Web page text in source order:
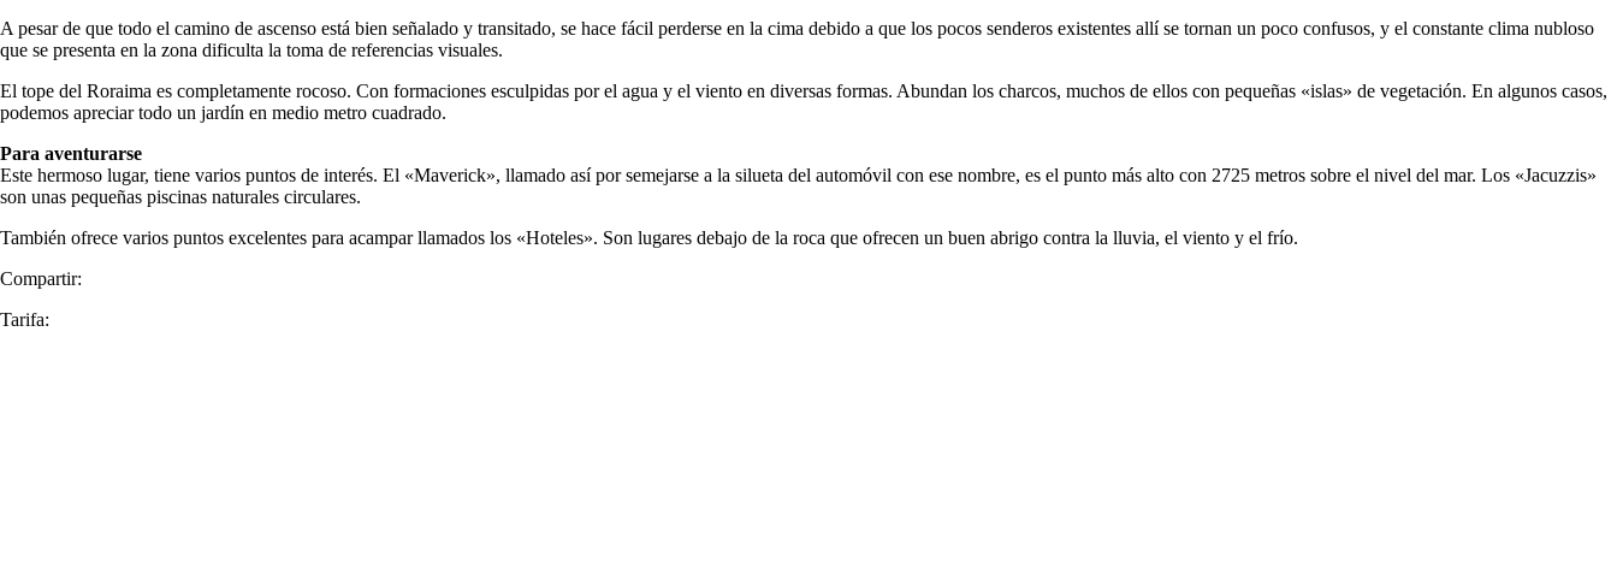
A pesar de que todo el camino de ascenso está bien señalado y transitado, se hace fácil perderse en la cima debido a que los pocos senderos existentes allí se tornan un poco confusos, y el constante clima nubloso
que se presenta en la zona dificulta la toma de referencias visuales.
El tope del Roraima es completamente rocoso. Con formaciones esculpidas por el agua y el viento en diversas formas. Abundan los charcos, muchos de ellos con pequeñas «islas» de vegetación. En algunos casos,
podemos apreciar todo un jardín en medio metro cuadrado.
Para aventurarse
Este hermoso lugar, tiene varios puntos de interés. El «Maverick», llamado así por semejarse a la silueta del automóvil con ese nombre, es el punto más alto con 2725 metros sobre el nivel del mar. Los «Jacuzzis»
son unas pequeñas piscinas naturales circulares.
También ofrece varios puntos excelentes para acampar llamados los «Hoteles». Son lugares debajo de la roca que ofrecen un buen abrigo contra la lluvia, el viento y el frío.
Compartir:
Tarifa: